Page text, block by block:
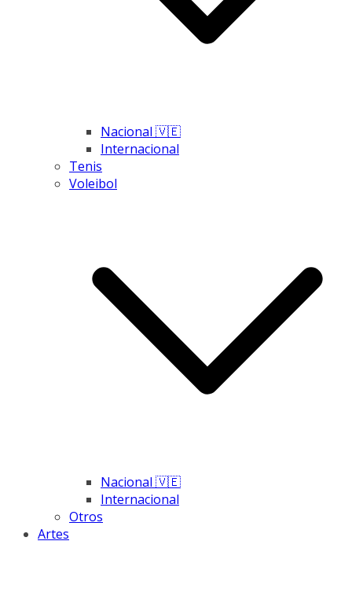
Nacional 🇻🇪
Internacional
Tenis
Voleibol
Nacional 🇻🇪
Internacional
Otros
Artes